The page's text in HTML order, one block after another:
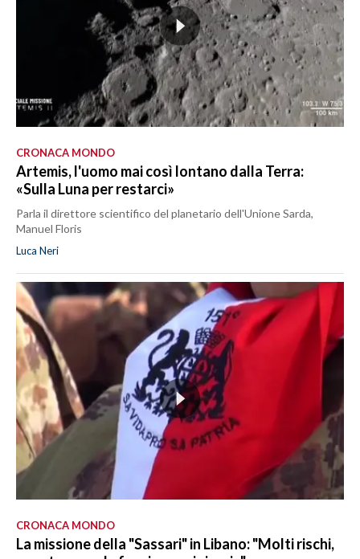
CRONACA MONDO
Artemis, l'uomo mai così lontano dalla Terra:
«Sulla Luna per restarci»
Parla il direttore scientifico del planetario dell'Unione Sarda,
Manuel Floris
Luca Neri
CRONACA MONDO
La missione della "Sassari" in Libano: "Molti rischi,